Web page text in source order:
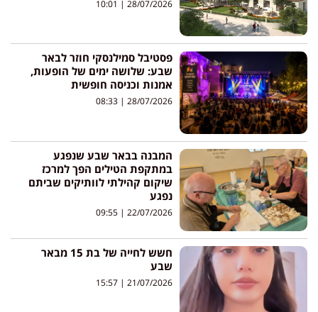
28/07/2026
פסטיבל סמילנסקי חוזר לבאר
שבע: שלושה ימים של הופעות,
אמנות וכניסה חופשית
28/07/2026
המבנה בבאר שבע שנפגע
במתקפת הטילים הפך למרכז
שיקום קהילתי לוותיקים שביתם
נפגע
22/07/2026
חשש לחייה של בת 15 מבאר
שבע
21/07/2026